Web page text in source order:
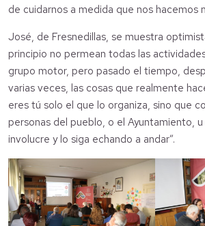
de cuidarnos a medida que nos hacemos
José, de Fresnedillas, se muestra
principio no permean todas las
grupo motor, pero pasado el tiempo,
varias veces, las cosas que realmente
eres tú solo el que lo organiza, sino que
personas del pueblo, o el Ayuntamiento,
involucre y lo siga echando a andar”.